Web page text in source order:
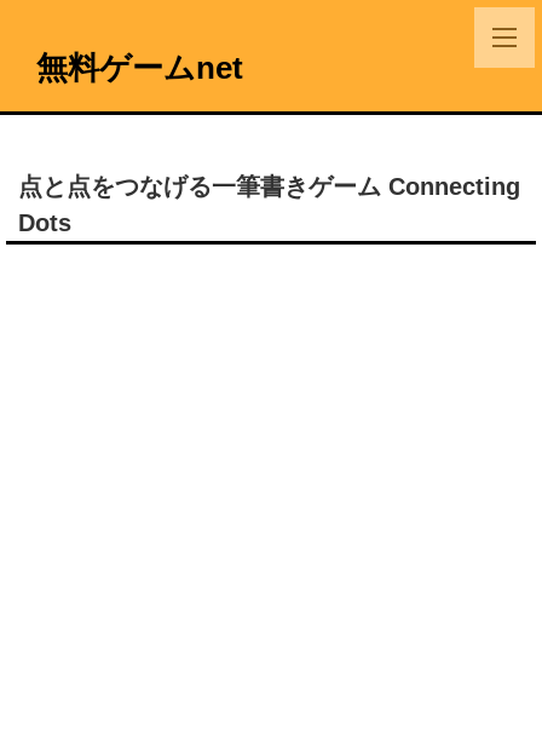
無料ゲームnet
点と点をつなげる一筆書きゲーム Connecting
Dots